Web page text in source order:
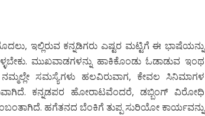
ಇಲ್ಲಿರುವ ಕನ್ನಡಿಗರು ಎಷ್ಟರ ಮಟ್ಟಿಗೆ ಈ ಭಾಷೆಯನ್ನು
ಮುಖವಾಡಗಳನ್ನು ಹಾಕಿಕೊಂಡು ಓಡಾಡುವ ಇಂಥ
ಸಮಸ್ಯೆಗಳು ಹಲವಿರುವಾಗ, ಕೇವಲ ಸಿನಿಮಾಗಳ
ಕನ್ನಡಪರ ಹೋರಾಟವೆಂದರೆ, ಡಬ್ಬಿಂಗ್ ವಿರೋಧಿ
ಹಗೆತನದ ಬೆಂಕಿಗೆ ತುಪ್ಪ ಸುರಿಯೋ ಕಾರ್ಯವನ್ನು